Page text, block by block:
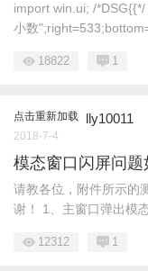
import win.ui; /
小数
18822 1
点击重新加载 lly10011
2018-7-4
模态窗口闪屏问题
请教各位，附件所示的
谢！ 1、主窗口弹出模
12312 1